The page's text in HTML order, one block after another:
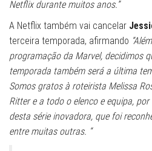
Netflix durante muitos anos.”
A Netflix também vai cancelar
terceira temporada, afirmando
programação da Marvel, decidimos
temporada também será a última
Somos gratos à roteirista Melissa
Ritter e a todo o elenco e equipa,
desta série inovadora, que foi
entre muitas outras. “